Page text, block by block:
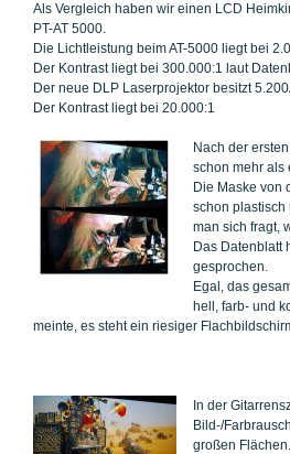
Als Vergleich haben wir einen LCD
PT-AT 5000.
Die Lichtleistung beim AT-5000 liegt bei
Der Kontrast liegt bei 300.000:1 laut
Der neue DLP Laserprojektor besitzt
Der Kontrast liegt bei 20.000:1
Nach der
schon mehr als
Die Maske von
schon plastisch
man sich fragt,
Das Datenblatt
gesprochen.
Egal, das
hell, farb- und
meinte, es steht ein riesiger
In der
Bild-/
großen